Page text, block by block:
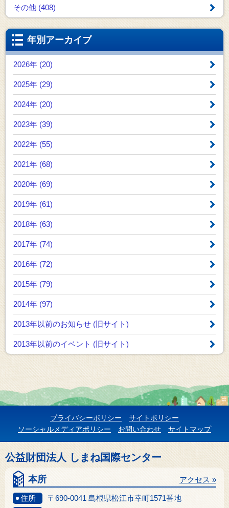
その他 (408)
年別アーカイブ
2026年 (20)
2025年 (29)
2024年 (20)
2023年 (39)
2022年 (55)
2021年 (68)
2020年 (69)
2019年 (61)
2018年 (63)
2017年 (74)
2016年 (72)
2015年 (79)
2014年 (97)
2013年以前のお知らせ (旧サイト)
2013年以前のイベント (旧サイト)
プライバシーポリシー
サイトポリシー
ソーシャルメディアポリシー
お問い合わせ サイトマップ
公益財団法人 しまね国際センター
本所
住所 〒690-0041 島根県松江市幸町1571番地
アクセス »